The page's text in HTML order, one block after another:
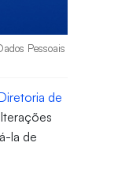
Pessoais
de
la de